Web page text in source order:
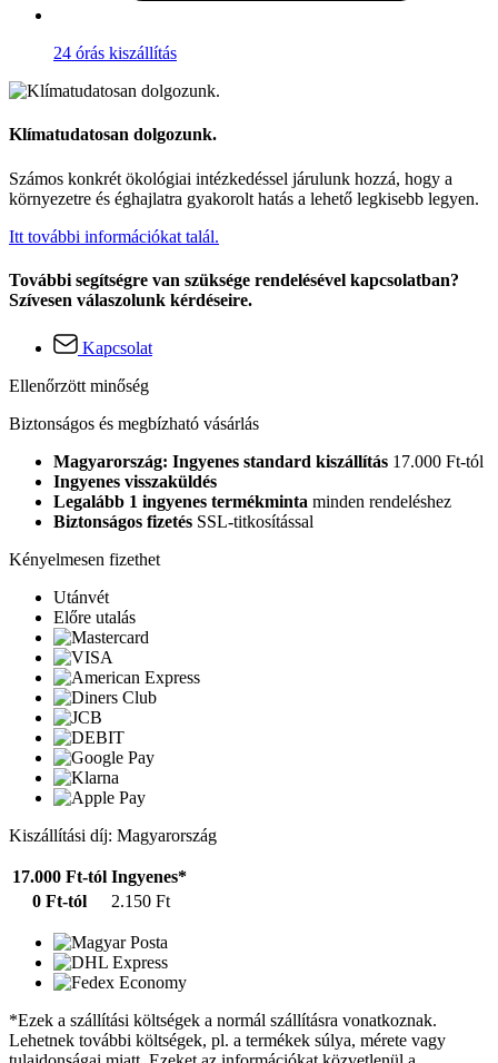
24 órás kiszállítás
Klímatudatosan dolgozunk.
Számos konkrét ökológiai intézkedéssel járulunk hozzá, hogy a
környezetre és éghajlatra gyakorolt hatás a lehető legkisebb legyen.
Itt további információkat talál.
További segítségre van szüksége rendelésével kapcsolatban?
Szívesen válaszolunk kérdéseire.
Kapcsolat
Ellenőrzött minőség
Biztonságos és megbízható vásárlás
Magyarország: Ingyenes standard kiszállítás 17.000 Ft-tól
Ingyenes visszaküldés
Legalább 1 ingyenes termékminta minden rendeléshez
Biztonságos fizetés SSL-titkosítással
Kényelmesen fizethet
Utánvét
Előre utalás
Kiszállítási díj: Magyarország
17.000 Ft-tól Ingyenes*
0 Ft-tól
2.150 Ft
*Ezek a szállítási költségek a normál szállításra vonatkoznak.
Lehetnek további költségek, pl. a termékek súlya, mérete vagy